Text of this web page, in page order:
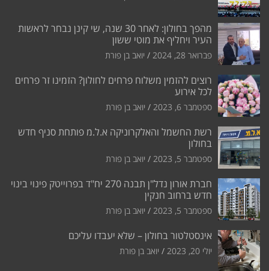
מהפך בחולון: לאחר 30 שנה, שי קינן נבחר לראשות
העיר ויחליף את מוטי ששון
פברואר 28, 2024 יואב בן פורת
רוצים להזמין משלוח פרחים לחולון? הזמינו זר פרחים
לכל אירוע
ספטמבר 6, 2023 יואב בן פורת
רשת החשמל והאלקרוניקה א.ל.מ פותחת סניף חדש
בחולון
ספטמבר 5, 2023 יואב בן פורת
חברת אורון נדל"ן תבנה 270 יח"ד בפרוייטק פינוי בינוי
חדש ברחוב חנקין
ספטמבר 5, 2023 יואב בן פורת
אינסטלטור בחולון – שלא יעבדו עליכם
יולי 20, 2023 יואב בן פורת